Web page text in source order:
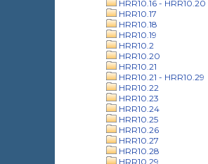
HRR10.16 - HRR10.20
HRR10.17
HRR10.18
HRR10.19
HRR10.2
HRR10.20
HRR10.21
HRR10.21 - HRR10.29
HRR10.22
HRR10.23
HRR10.24
HRR10.25
HRR10.26
HRR10.27
HRR10.28
HRR10.29